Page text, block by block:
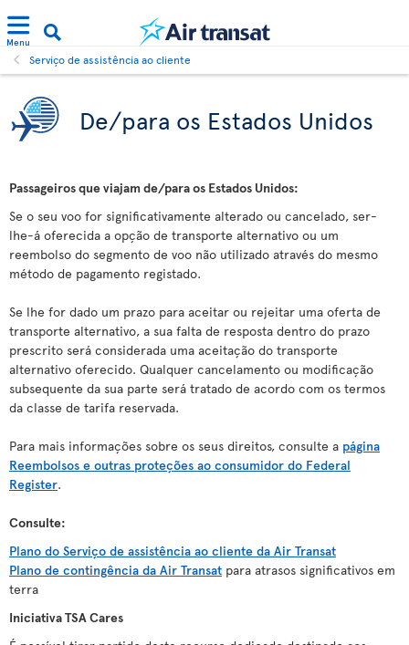
Menu
Serviço de assistência ao cliente
De/para os Estados Unidos
Passageiros que viajam de/para os Estados Unidos:
Se o seu voo for significativamente alterado ou cancelado, ser-
lhe-á oferecida a opção de transporte alternativo ou um
reembolso do segmento de voo não utilizado através do mesmo
método de pagamento registado.
Se lhe for dado um prazo para aceitar ou rejeitar uma oferta de
transporte alternativo, a sua falta de resposta dentro do prazo
prescrito será considerada uma aceitação do transporte
alternativo oferecido. Qualquer cancelamento ou modificação
subsequente da sua parte será tratado de acordo com os termos
da classe de tarifa reservada.
Para mais informações sobre os seus direitos, consulte a página
Reembolsos e outras proteções ao consumidor do Federal
Register.
Consulte:
Plano do Serviço de assistência ao cliente da Air Transat
Plano de contingência da Air Transat para atrasos significativos em
terra
Iniciativa TSA Cares